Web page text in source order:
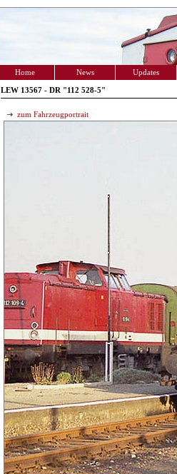
Home News Updates
LEW 13567 - DR "112 528-5"
zum Fahrzeugportrait